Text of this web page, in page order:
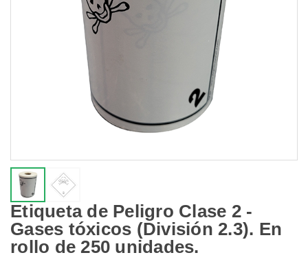
Etiqueta de Peligro Clase 2 -
Gases tóxicos (División 2.3). En
rollo de 250 unidades.